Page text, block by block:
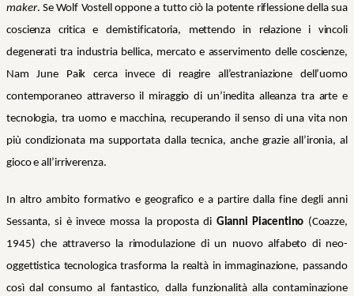
maker. Se Wolf Vostell oppone a tutto ciò la potente riflessione della sua
coscienza critica e demistificatoria, mettendo in relazione i vincoli
degenerati tra industria bellica, mercato e asservimento delle coscienze,
Nam June Paik cerca invece di reagire all’estraniazione dell’uomo
contemporaneo attraverso il miraggio di un’inedita alleanza tra arte e
tecnologia, tra uomo e macchina, recuperando il senso di una vita non
più condizionata ma supportata dalla tecnica, anche grazie all’ironia, al
gioco e all’irriverenza.
In altro ambito formativo e geografico e a partire dalla fine degli anni
Sessanta, si è invece mossa la proposta di Gianni Piacentino (Coazze,
1945) che attraverso la rimodulazione di un nuovo alfabeto di neo-
oggettistica tecnologica trasforma la realtà in immaginazione, passando
così dal consumo al fantastico, dalla funzionalità alla contaminazione